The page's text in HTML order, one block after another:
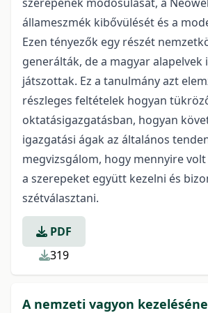
állameszmék kibővülését és a
Ezen tényezők egy részét
generálták, de a magyar alapelvek
játszottak. Ez a tanulmány azt
részleges feltételek hogyan
oktatásigazgatásban, hogyan
igazgatási ágak az általános
megvizsgálom, hogy mennyire
a szerepeket együtt kezelni és
szétválasztani.
PDF
319
A nemzeti vagyon